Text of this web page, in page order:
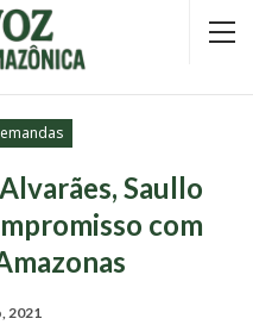
Saullo
com
2021